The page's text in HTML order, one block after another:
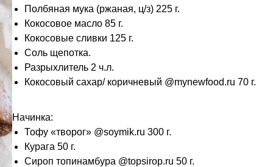
Полбяная мука (ржаная, ц/з) 225 г.
Кокосовое масло 85 г.
Кокосовые сливки 125 г.
Соль щепотка.
Разрыхлитель 2 ч.л.
Кокосовый сахар/ коричневый @mynewfood.ru 70 г.
Начинка:
Тофу «творог» @soymik.ru 300 г.
Курага 50 г.
Сироп топинамбура @topsirop.ru 50 г.